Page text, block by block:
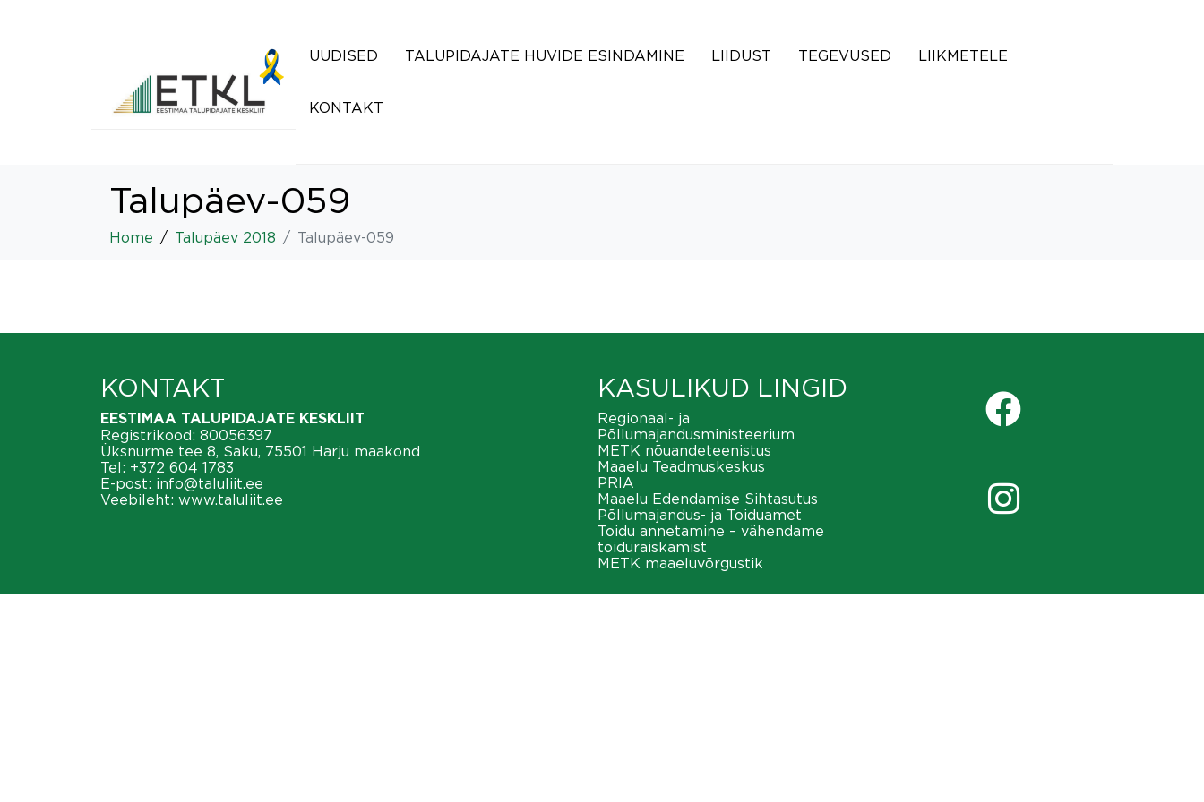
UUDISED TALUPIDAJATE HUVIDE ESINDAMINE LIIDUST TEGEVUSED LIIKMETELE
KONTAKT
Talupäev-059
Home Talupäev 2018 Talupäev-059
KONTAKT
EESTIMAA TALUPIDAJATE KESKLIIT
Registrikood: 80056397
Üksnurme tee 8, Saku, 75501 Harju maakond
Tel: +372 604 1783
E-post: info@taluliit.ee
Veebileht: www.taluliit.ee
KASULIKUD LINGID
Regionaal- ja
Põllumajandusministeerium
METK nõuandeteenistus
Maaelu Teadmuskeskus
PRIA
Maaelu Edendamise Sihtasutus
Põllumajandus- ja Toiduamet
Toidu annetamine – vähendame
toiduraiskamist
METK maaeluvõrgustik